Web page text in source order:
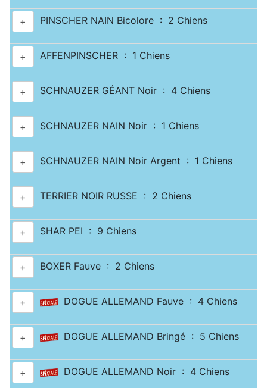
+ PINSCHER NAIN Bicolore : 2 Chiens
+ AFFENPINSCHER : 1 Chiens
+ SCHNAUZER GÉANT Noir : 4 Chiens
+ SCHNAUZER NAIN Noir : 1 Chiens
+ SCHNAUZER NAIN Noir Argent : 1 Chiens
+ TERRIER NOIR RUSSE : 2 Chiens
+ SHAR PEI : 9 Chiens
+ BOXER Fauve : 2 Chiens
+ DOGUE ALLEMAND Fauve : 4 Chiens
+ DOGUE ALLEMAND Bringé : 5 Chiens
+ DOGUE ALLEMAND Noir : 4 Chiens